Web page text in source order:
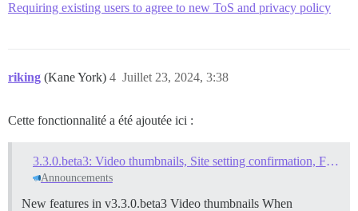
Requiring existing users to agree to new ToS and privacy policy
riking (Kane York) Juillet 23, 2024, 3:38
4
Cette fonctionnalité a été ajoutée ici :
3.3.0.beta3: Video thumbnails, Site setting confirmation, Faster access to plugin settings, and more
Announcements
New features in v3.3.0.beta3 Video thumbnails When